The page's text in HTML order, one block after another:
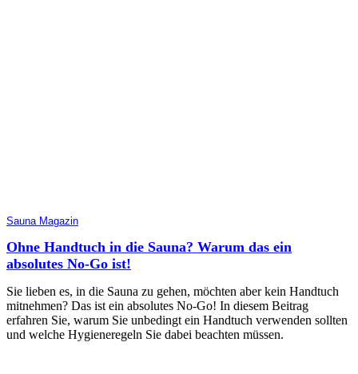
Sauna Magazin
Ohne Handtuch in die Sauna? Warum das ein
absolutes No-Go ist!
Sie lieben es, in die Sauna zu gehen, möchten aber kein Handtuch
mitnehmen? Das ist ein absolutes No-Go! In diesem Beitrag
erfahren Sie, warum Sie unbedingt ein Handtuch verwenden sollten
und welche Hygieneregeln Sie dabei beachten müssen.